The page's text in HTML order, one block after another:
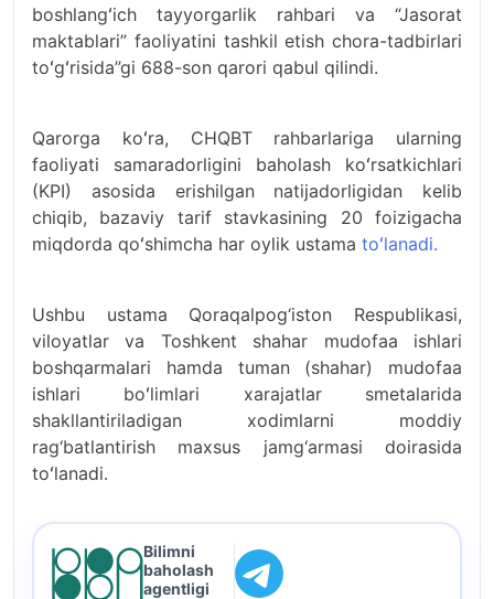
boshlangʻich tayyorgarlik rahbari va “Jasorat
maktablari” faoliyatini tashkil etish chora-tadbirlari
toʻgʻrisida’’gi 688-son qarori qabul qilindi.
Qarorga koʻra, CHQBT rahbarlariga ularning
faoliyati samaradorligini baholash koʻrsatkichlari
(KPI) asosida erishilgan natijadorligidan kelib
chiqib, bazaviy tarif stavkasining 20 foizigacha
miqdorda qoʻshimcha har oylik ustama toʻlanadi.
Ushbu ustama Qoraqalpog‘iston Respublikasi,
viloyatlar va Toshkent shahar mudofaa ishlari
boshqarmalari hamda tuman (shahar) mudofaa
ishlari boʻlimlari xarajatlar smetalarida
shakllantiriladigan xodimlarni moddiy
rag‘batlantirish maxsus jamg‘armasi doirasida
toʻlanadi.
Bilimni
baholash
agentligi